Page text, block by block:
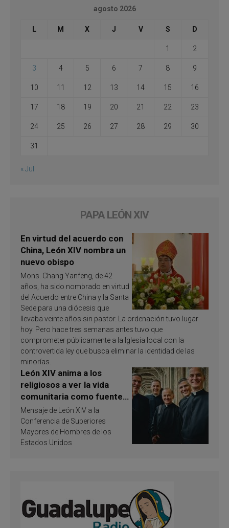
agosto 2026
L M X J V S D
1 2
3 4 5 6 7 8 9
10 11 12 13 14 15 16
17 18 19 20 21 22 23
24 25 26 27 28 29 30
31
« Jul
PAPA LEÓN XIV
En virtud del acuerdo con
China, León XIV nombra un
nuevo obispo
Mons. Chang Yanfeng, de 42
años, ha sido nombrado en virtud
del Acuerdo entre China y la Santa
Sede para una diócesis que
llevaba veinte años sin pastor. La ordenación tuvo lugar
hoy. Pero hace tres semanas antes tuvo que
comprometer públicamente a la Iglesia local con la
controvertida ley que busca eliminar la identidad de las
minorías.
León XIV anima a los
religiosos a ver la vida
comunitaria como fuente
de inspiración y
santificación
Mensaje de León XIV a la
Conferencia de Superiores
Mayores de Hombres de los
Estados Unidos